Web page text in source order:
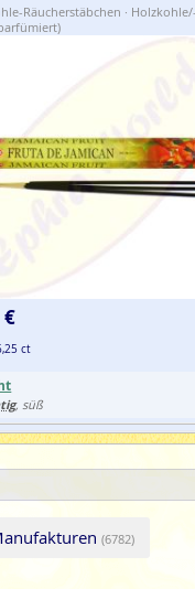
Räucherstäbchen · Holzkohle/-
€
ct
, süß
(6782)